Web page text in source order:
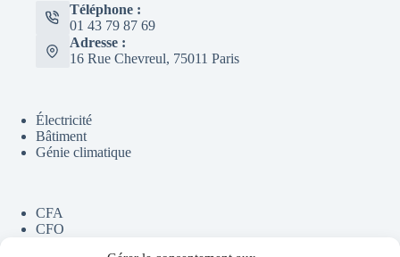
Téléphone :
01 43 79 87 69
Adresse :
16 Rue Chevreul, 75011 Paris
Électricité
Bâtiment
Génie climatique
CFA
CFO